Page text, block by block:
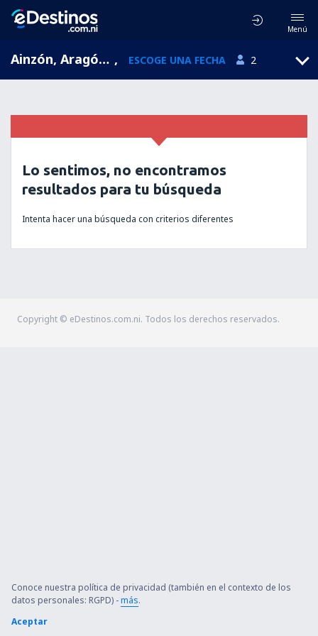
Menú
Ainzón, Aragón, España , ESCOGE UNA FECHA 2
Lo sentimos, no encontramos
resultados para tu búsqueda
Intenta hacer una búsqueda con criterios diferentes
Copyright © eDestinos.com.ni. Todos los derechos reservados.
Conoce nuestra política de privacidad (también en el contexto de los
datos personales: RGPD) -más.
Aceptar